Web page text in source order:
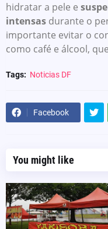
hidratar a pele e
intensas durante o
importante evitar o
como café e álcool,
Tags: Noticias DF
Facebook
You might like